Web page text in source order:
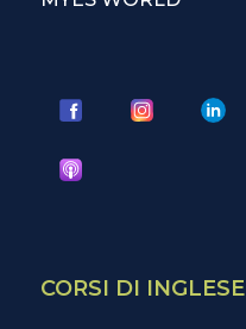
CORSI DI INGLESE